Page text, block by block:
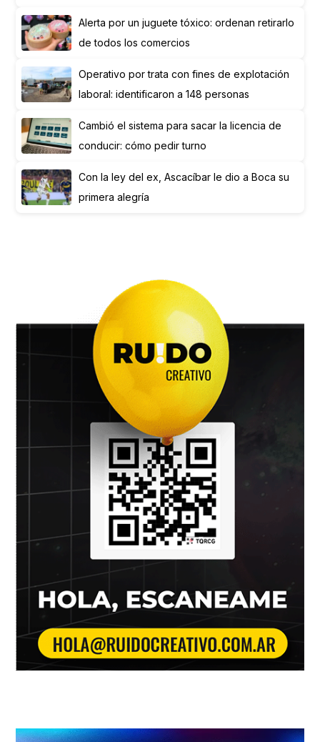
Alerta por un juguete tóxico: ordenan retirarlo
de todos los comercios
Operativo por trata con fines de explotación
laboral: identificaron a 148 personas
Cambió el sistema para sacar la licencia de
conducir: cómo pedir turno
Con la ley del ex, Ascacíbar le dio a Boca su
primera alegría